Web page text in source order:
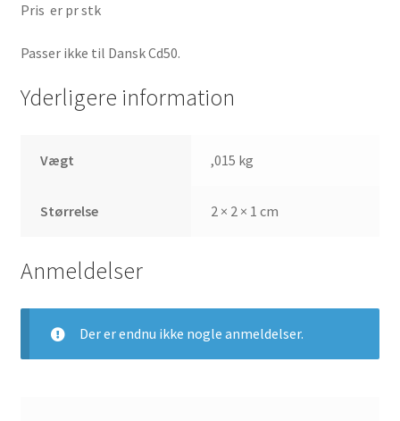
Pris er pr stk
Passer ikke til Dansk Cd50.
Yderligere information
Vægt ,015 kg
Størrelse 2 × 2 × 1 cm
Anmeldelser
Der er endnu ikke nogle anmeldelser.